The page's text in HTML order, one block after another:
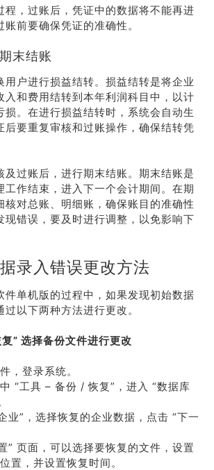
程，过账后，凭证中的数据将不能再进
前要确保凭证的准确性。
末结账
用户进行损益结转。损益结转是将企业
入和费用结转到本年利润科目中，以计
损。在进行损益结转时，系统会自动生
后要重复审核和过账操作，确保结转凭
及过账后，进行期末结账。期末结账是
工作结束，进入下一个会计期间。在期
核对总账、明细账，确保账目的准确性
现错误，要及时进行调整，以免影响下
录入错误更改方法
件单机版的过程中，如果发现初始数据
以下两种方法进行更改。
” 选择备份文件进行更改
，登录系统。
“工具 – 备份 / 恢复”，进入 “数据库
业”，选择恢复的企业数据，点击 “下一
” 页面，可以选择要恢复的文件，设置
置，并设置恢复时间。